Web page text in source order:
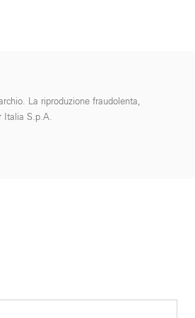
La riproduzione fraudolenta,
Italia S.p.A.